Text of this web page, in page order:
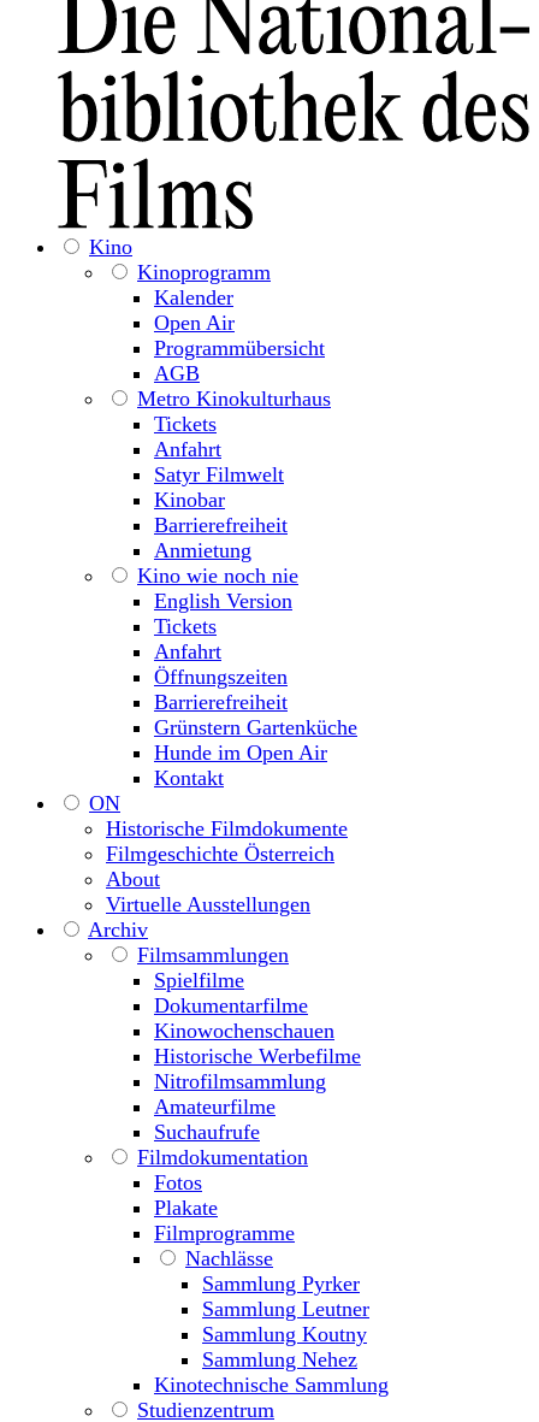
Kino
Kinoprogramm
Kalender
Open Air
Programmübersicht
AGB
Metro Kinokulturhaus
Tickets
Anfahrt
Satyr Filmwelt
Kinobar
Barrierefreiheit
Anmietung
Kino wie noch nie
English Version
Tickets
Anfahrt
Öffnungszeiten
Barrierefreiheit
Grünstern Gartenküche
Hunde im Open Air
Kontakt
ON
Historische Filmdokumente
Filmgeschichte Österreich
About
Virtuelle Ausstellungen
Archiv
Filmsammlungen
Spielfilme
Dokumentarfilme
Kinowochenschauen
Historische Werbefilme
Nitrofilmsammlung
Amateurfilme
Suchaufrufe
Filmdokumentation
Fotos
Plakate
Filmprogramme
Nachlässe
Sammlung Pyrker
Sammlung Leutner
Sammlung Koutny
Sammlung Nehez
Kinotechnische Sammlung
Studienzentrum